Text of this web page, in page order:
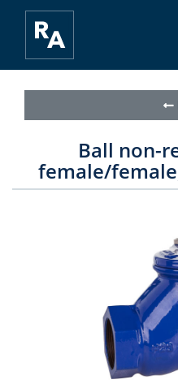
Ball non-
female/